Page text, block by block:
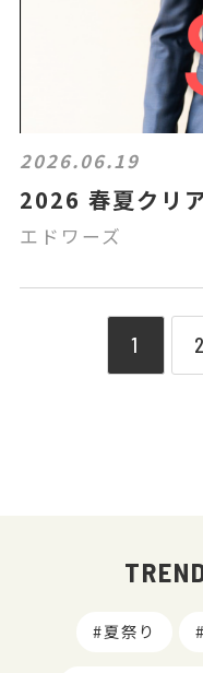
2026.06.19
2026 春夏クリ
エドワーズ
1 2
夏祭り